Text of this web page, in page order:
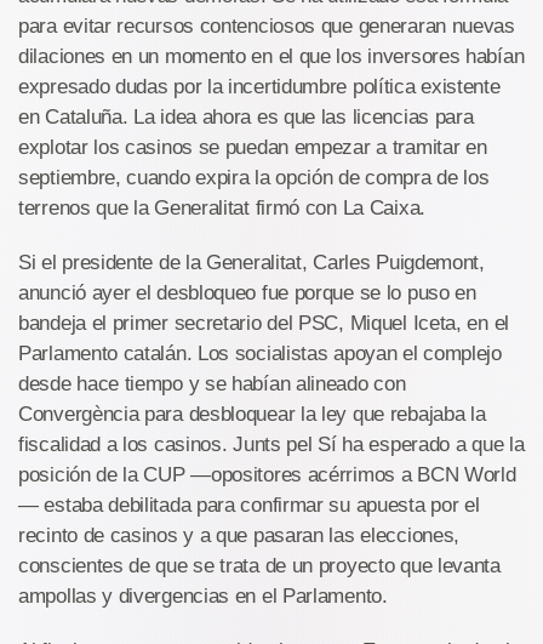
para evitar recursos contenciosos que generaran nuevas
dilaciones en un momento en el que los inversores habían
expresado dudas por la incertidumbre política existente
en Cataluña. La idea ahora es que las licencias para
explotar los casinos se puedan empezar a tramitar en
septiembre, cuando expira la opción de compra de los
terrenos que la Generalitat firmó con La Caixa.
Si el presidente de la Generalitat, Carles Puigdemont,
anunció ayer el desbloqueo fue porque se lo puso en
bandeja el primer secretario del PSC, Miquel Iceta, en el
Parlamento catalán. Los socialistas apoyan el complejo
desde hace tiempo y se habían alineado con
Convergència para desbloquear la ley que rebajaba la
fiscalidad a los casinos. Junts pel Sí ha esperado a que la
posición de la CUP —opositores acérrimos a BCN World
— estaba debilitada para confirmar su apuesta por el
recinto de casinos y a que pasaran las elecciones,
conscientes de que se trata de un proyecto que levanta
ampollas y divergencias en el Parlamento.